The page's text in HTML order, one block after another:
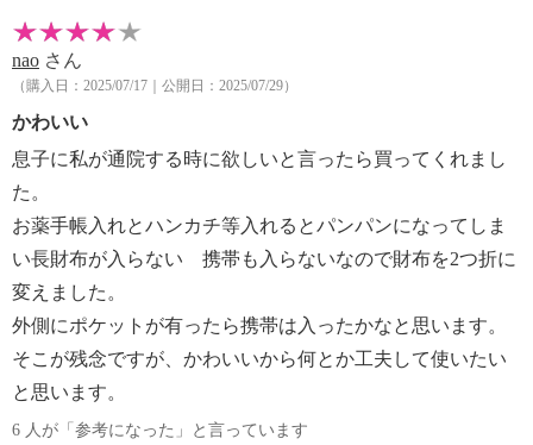
nao さん
（購入日：2025/07/17｜公開日：2025/07/29）
かわいい
息子に私が通院する時に欲しいと言ったら買ってくれまし
た。
お薬手帳入れとハンカチ等入れるとパンパンになってしま
い長財布が入らない 携帯も入らないなので財布を2つ折に
変えました。
外側にポケットが有ったら携帯は入ったかなと思います。
そこが残念ですが、かわいいから何とか工夫して使いたい
と思います。
6 人が「参考になった」と言っています